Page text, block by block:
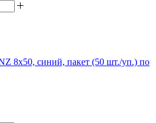
8х50, синий, пакет (50 шт./уп.) по